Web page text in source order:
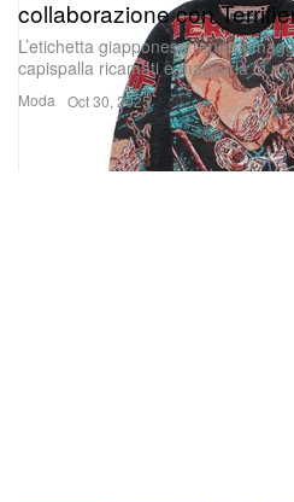
Moda
collaborazione con
L’etichetta giapponese rende
capispalla ricamati e maglieria in
Oct 30, 2025